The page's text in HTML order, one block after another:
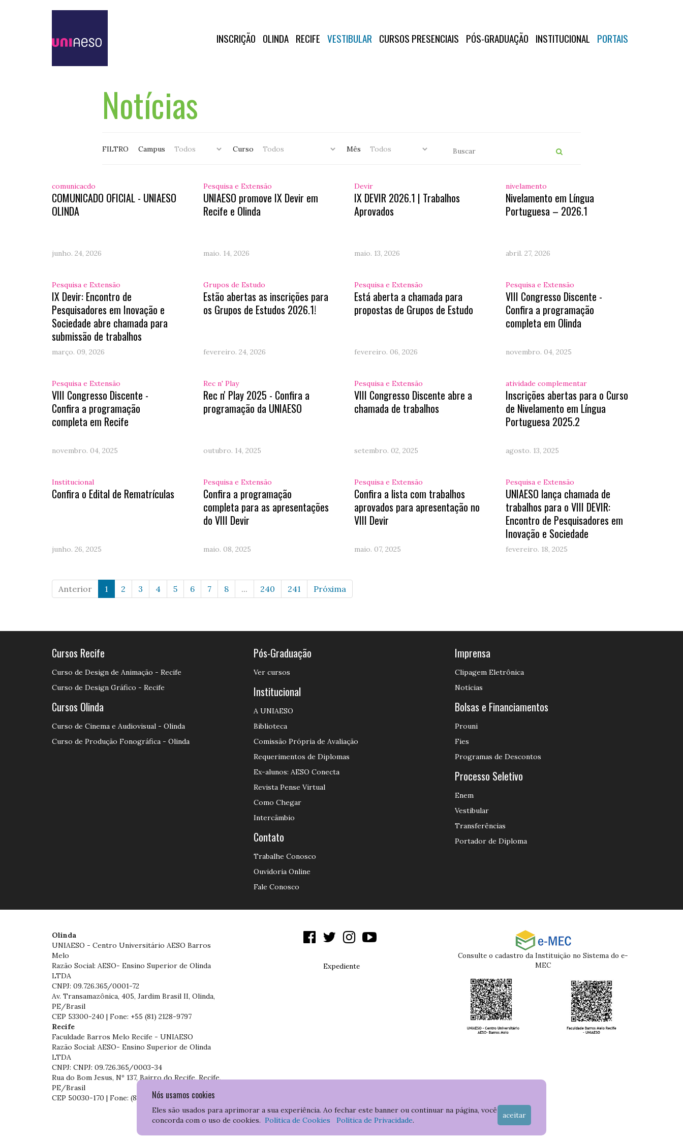
INSCRIÇÃO OLINDA RECIFE VESTIBULAR CURSOS PRESENCIAIS PÓS-GRADUAÇÃO INSTITUCIONAL PORTAIS
Notícias
FILTRO Campus Curso Mês
comunicacdo
COMUNICADO OFICIAL - UNIAESO
OLINDA
junho. 24, 2026
Pesquisa e Extensão
UNIAESO promove IX Devir em
Recife e Olinda
maio. 14, 2026
Devir
IX DEVIR 2026.1 | Trabalhos
Aprovados
maio. 13, 2026
nivelamento
Nivelamento em Língua
Portuguesa – 2026.1
abril. 27, 2026
Pesquisa e Extensão
IX Devir: Encontro de
Pesquisadores em Inovação e
Sociedade abre chamada para
submissão de trabalhos
março. 09, 2026
Grupos de Estudo
Estão abertas as inscrições para
os Grupos de Estudos 2026.1!
fevereiro. 24, 2026
Pesquisa e Extensão
Está aberta a chamada para
propostas de Grupos de Estudo
fevereiro. 06, 2026
Pesquisa e Extensão
VIII Congresso Discente -
Confira a programação
completa em Olinda
novembro. 04, 2025
Pesquisa e Extensão
VIII Congresso Discente -
Confira a programação
completa em Recife
novembro. 04, 2025
Rec n' Play
Rec n' Play 2025 - Confira a
programação da UNIAESO
outubro. 14, 2025
Pesquisa e Extensão
VIII Congresso Discente abre a
chamada de trabalhos
setembro. 02, 2025
atividade complementar
Inscrições abertas para o Curso
de Nivelamento em Língua
Portuguesa 2025.2
agosto. 13, 2025
Institucional
Confira o Edital de Rematrículas
junho. 26, 2025
Pesquisa e Extensão
Confira a programação
completa para as apresentações
do VIII Devir
maio. 08, 2025
Pesquisa e Extensão
Confira a lista com trabalhos
aprovados para apresentação no
VIII Devir
maio. 07, 2025
Pesquisa e Extensão
UNIAESO lança chamada de
trabalhos para o VIII DEVIR:
Encontro de Pesquisadores em
Inovação e Sociedade
fevereiro. 18, 2025
Anterior 1 2 3 4 5 6 7 8 ... 240 241 Próxima
Nós usamos cookies
Eles são usados para aprimorar a sua experiência. Ao fechar este banner ou continuar na página, você
concorda com o uso de cookies. Política de Cookies Política de Privacidade.
aceitar
Cursos Recife
Curso de Design de Animação - Recife
Curso de Design Gráfico - Recife
Cursos Olinda
Curso de Cinema e Audiovisual - Olinda
Curso de Produção Fonográfica - Olinda
Pós-Graduação
Ver cursos
Institucional
A UNIAESO
Biblioteca
Comissão Própria de Avaliação
Requerimentos de Diplomas
Ex-alunos: AESO Conecta
Revista Pense Virtual
Como Chegar
Intercâmbio
Contato
Trabalhe Conosco
Ouvidoria Online
Fale Conosco
Imprensa
Clipagem Eletrônica
Notícias
Bolsas e Financiamentos
Prouni
Fies
Programas de Descontos
Processo Seletivo
Enem
Vestibular
Transferências
Portador de Diploma
Olinda
UNIAESO - Centro Universitário AESO Barros
Melo
Razão Social: AESO- Ensino Superior de Olinda
LTDA
CNPJ: 09.726.365/0001-72
Av. Transamazônica, 405, Jardim Brasil II, Olinda,
PE/Brasil
CEP 53300-240 | Fone: +55 (81) 2128-9797
Recife
Faculdade Barros Melo Recife - UNIAESO
Razão Social: AESO- Ensino Superior de Olinda
LTDA
CNPJ: CNPJ: 09.726.365/0003-34
Rua do Bom Jesus, Nº 137, Bairro do Recife, Recife,
PE/Brasil
CEP 50030-170 | Fone: (81) 3204-7536
Expediente
Consulte o cadastro da Instituição no Sistema do e-
MEC